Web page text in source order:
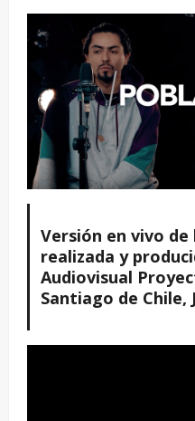
Versión en vivo de
realizada y
Audiovisual
Santiago de Chile,